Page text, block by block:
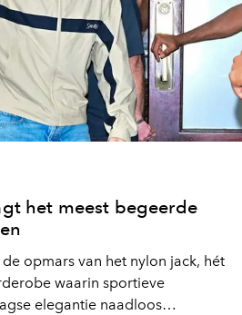
het meest begeerde
opmars van het nylon jack, hét
waarin sportieve
elegantie naadloos